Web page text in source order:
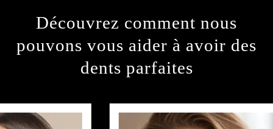
Découvrez comment nous
pouvons vous aider à avoir des
dents parfaites